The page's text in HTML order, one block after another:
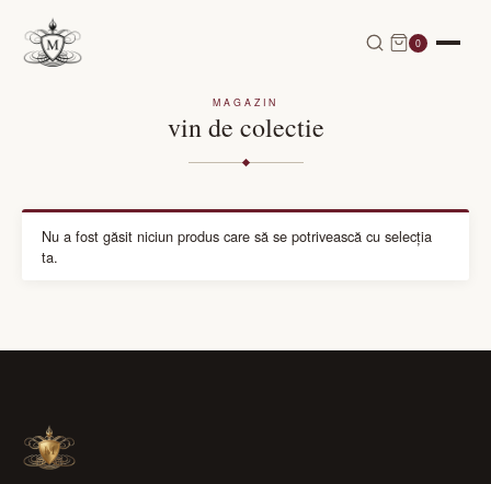
0
MAGAZIN
vin de colectie
Nu a fost găsit niciun produs care să se potrivească cu selecția
ta.